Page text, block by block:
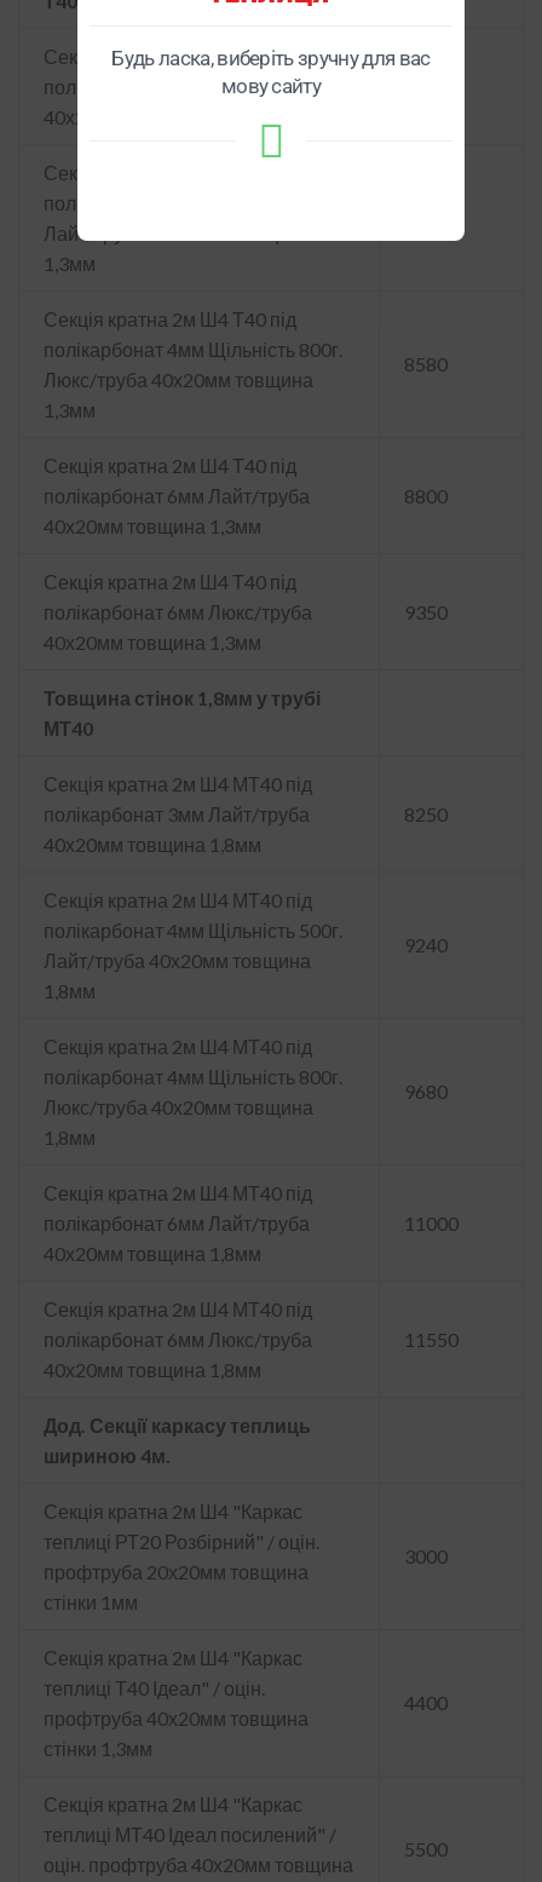
Секція кратна 2м Ш4 Т40 під
полікарбонат 3мм Лайт/труба
40х20мм товщина 1,3мм
Секція кратна 2м Ш4 Т40 під
полікарбонат 4мм Щільність 500г.
Лайт/труба 40х20мм товщина
1,3мм
Секція кратна 2м Ш4 Т40 під
полікарбонат 4мм Щільність 800г.
Люкс/труба 40х20мм товщина
1,3мм
8580
Секція кратна 2м Ш4 Т40 під
полікарбонат 6мм Лайт/труба
40х20мм товщина 1,3мм
8800
Секція кратна 2м Ш4 Т40 під
полікарбонат 6мм Люкс/труба
40х20мм товщина 1,3мм
9350
Товщина стінок 1,8мм у трубі
МТ40
Секція кратна 2м Ш4 МТ40 під
полікарбонат 3мм Лайт/труба
40х20мм товщина 1,8мм
8250
Секція кратна 2м Ш4 МТ40 під
полікарбонат 4мм Щільність 500г.
Лайт/труба 40х20мм товщина
1,8мм
9240
Секція кратна 2м Ш4 МТ40 під
полікарбонат 4мм Щільність 800г.
Люкс/труба 40х20мм товщина
1,8мм
9680
Секція кратна 2м Ш4 МТ40 під
полікарбонат 6мм Лайт/труба
40х20мм товщина 1,8мм
11000
Секція кратна 2м Ш4 МТ40 під
полікарбонат 6мм Люкс/труба
40х20мм товщина 1,8мм
11550
Дод. Секції каркасу теплиць
шириною 4м.
Секція кратна 2м Ш4 "Каркас
теплиці РТ20 Розбірний" / оцін.
профтруба 20х20мм товщина
стінки 1мм
3000
Секція кратна 2м Ш4 "Каркас
теплиці Т40 Ідеал" / оцін.
профтруба 40х20мм товщина
стінки 1,3мм
4400
Секція кратна 2м Ш4 "Каркас
теплиці МТ40 Ідеал посилений" /
оцін. профтруба 40х20мм товщина
5500
Будь ласка, виберіть зручну для вас
мову сайту